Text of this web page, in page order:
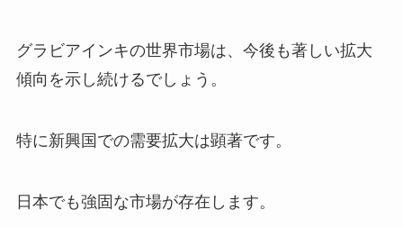
グラビアインキの世界市場は、今後も著しい拡大
傾向を示し続けるでしょう。
特に新興国での需要拡大は顕著です。
日本でも強固な市場が存在します。